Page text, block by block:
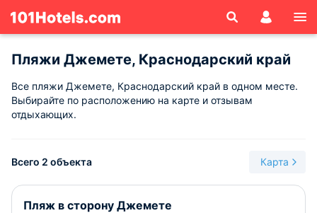
Пляжи Джемете, Краснодарский край
Все пляжи Джемете, Краснодарский край в одном месте.
Выбирайте по расположению на карте и отзывам
отдыхающих.
Всего 2 объекта Карта
Пляж в сторону Джемете